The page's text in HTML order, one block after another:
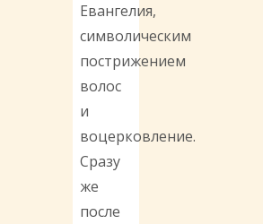
Евангелия,
символическим
пострижением
волос
и
воцерковление.
Сразу
же
после